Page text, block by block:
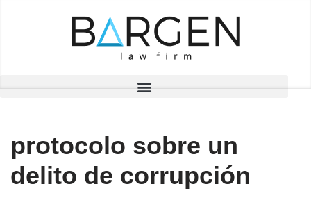
protocolo sobre un
delito de corrupción